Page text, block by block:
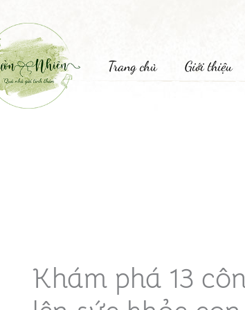
Trang chủ Giới thiệu
Khám phá 13